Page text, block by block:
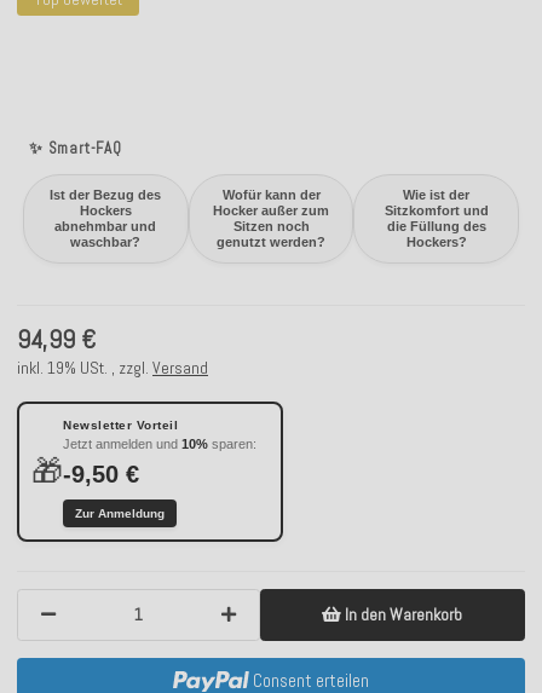
✨ Smart-FAQ
Ist der Bezug des
Hockers
abnehmbar und
waschbar?
Wofür kann der
Hocker außer zum
Sitzen noch
genutzt werden?
Wie ist der
Sitzkomfort und
die Füllung des
Hockers?
94,99 €
inkl. 19% USt. , zzgl. Versand
🎁
Newsletter Vorteil
Jetzt anmelden und 10% sparen:
-9,50 €
Zur Anmeldung
In den Warenkorb
Consent erteilen